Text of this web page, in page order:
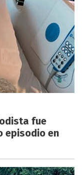
fue
episodio en